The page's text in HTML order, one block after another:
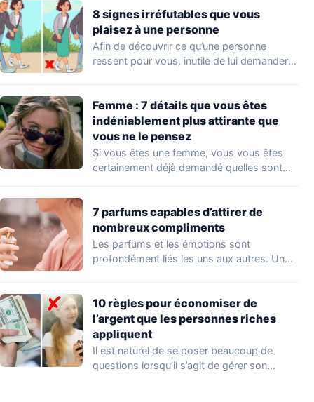
8 signes irréfutables que vous
plaisez à une personne
Afin de découvrir ce qu’une personne
ressent pour vous, inutile de lui demander
Femme : 7 détails que vous êtes
indéniablement plus attirante que
vous ne le pensez
Si vous êtes une femme, vous vous êtes
certainement déjà demandé quelles sont
7 parfums capables d’attirer de
nombreux compliments
Les parfums et les émotions sont
profondément liés les uns aux autres. Un
10 règles pour économiser de
l’argent que les personnes riches
appliquent
Il est naturel de se poser beaucoup de
questions lorsqu’il s’agit de gérer son…